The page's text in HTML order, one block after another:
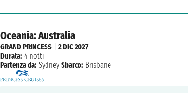
Oceania: Australia
GRAND PRINCESS |2 DIC 2027
Durata: 4 notti
Partenza da: Sydney Sbarco: Brisbane